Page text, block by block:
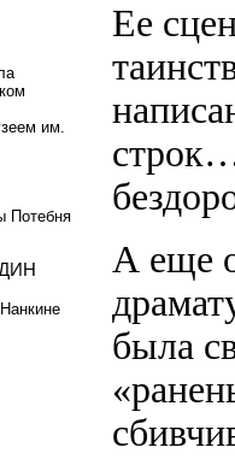
Ее
А еще
была
им.
Потебня